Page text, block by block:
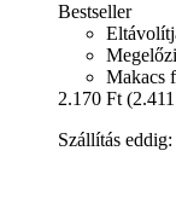
Bestseller
Makacs
2.170 Ft
Szállítás